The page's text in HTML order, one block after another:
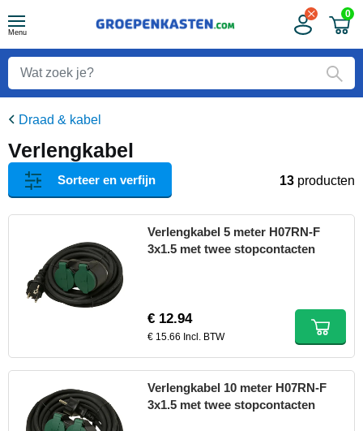
Menu
0
Draad & kabel
Verlengkabel
Sorteer en verfijn 13 producten
Verlengkabel 5 meter H07RN-F
3x1.5 met twee stopcontacten
€ 12.94
€ 15.66 Incl. BTW
Verlengkabel 10 meter H07RN-F
3x1.5 met twee stopcontacten